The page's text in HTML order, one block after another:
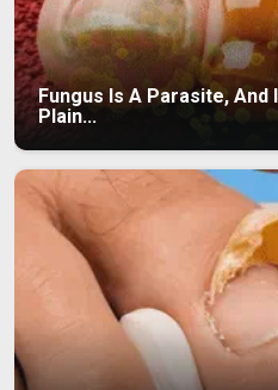
Fungus Is A Parasite, And
Plain...